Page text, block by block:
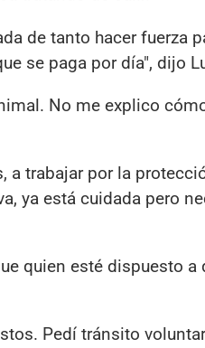
de tanto hacer fuerza
se paga por día", dijo
No me explico
a trabajar por la
ya está cuidada pero
quien esté dispuesto a
Pedí tránsito